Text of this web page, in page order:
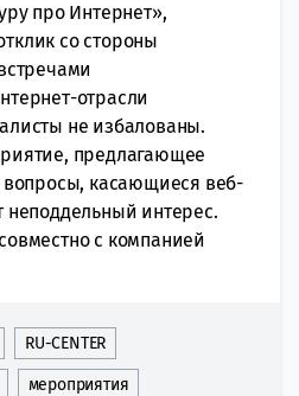
про Интернет»,
со стороны
отрасли
не избалованы.
предлагающее
вопросы, касающиеся веб-
неподдельный интерес.
с компанией
RU-CENTER
мероприятия